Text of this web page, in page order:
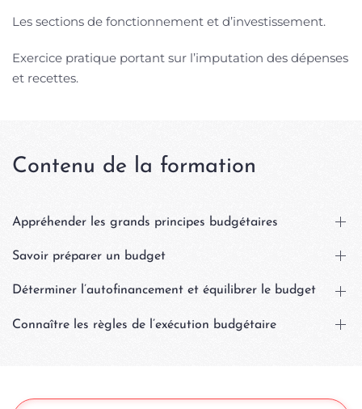
Les sections de fonctionnement et d’investissement.
Exercice pratique portant sur l’imputation des dépenses
et recettes.
Contenu de la formation
Appréhender les grands principes budgétaires
Savoir préparer un budget
Déterminer l’autofinancement et équilibrer le budget
Connaître les règles de l’exécution budgétaire